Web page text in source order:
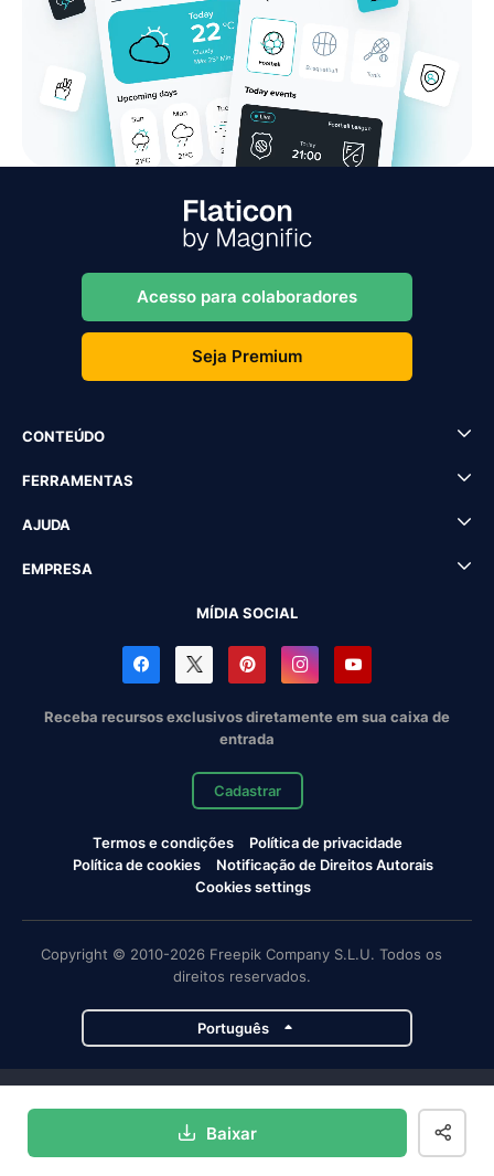
Baixar
Acesso para colaboradores
Seja Premium
CONTEÚDO
FERRAMENTAS
AJUDA
EMPRESA
MÍDIA SOCIAL
Receba recursos exclusivos diretamente em sua caixa de
entrada
Cadastrar
Termos e condições
Política de privacidade
Política de cookies
Notificação de Direitos Autorais
Cookies settings
Copyright © 2010-2026 Freepik Company S.L.U. Todos os
direitos reservados.
Português
Magnific Flaticon